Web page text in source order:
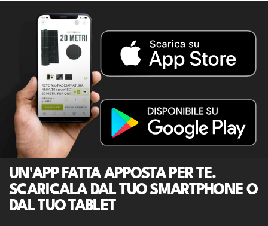
UN'APP FATTA APPOSTA PER TE.
SCARICALA DAL TUO SMARTPHONE O
DAL TUO TABLET